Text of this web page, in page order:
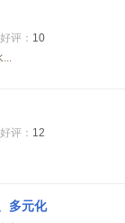
好评： 10
...
好评： 12
多元化